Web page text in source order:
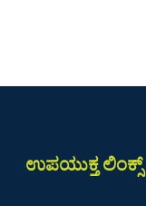
ಉಪಯುಕ್ತ ಲಿಂಕ್ಸ್